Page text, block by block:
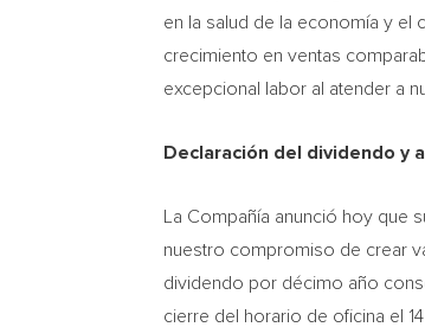
en la salud de la economía y el
crecimiento en ventas
excepcional labor al atender a
Declaración del dividendo y
La Compañía anunció hoy que
nuestro compromiso de crear
dividendo por décimo año
cierre del horario de oficina el